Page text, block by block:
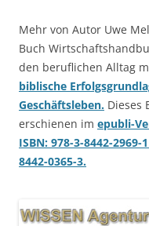
Mehr von Autor Uwe
Buch
den beruflichen Alltag
biblische
Geschäftsleben. Dieses
erschienen im epubli-
ISBN: 978-3-8442-
8442-0365-3.